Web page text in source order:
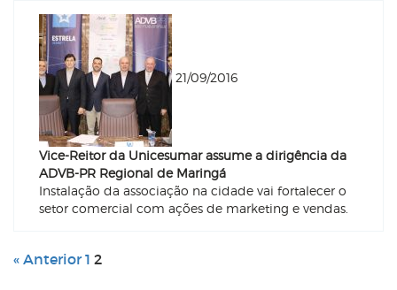
21/09/2016
Vice-Reitor da Unicesumar assume a dirigência da
ADVB-PR Regional de Maringá
Instalação da associação na cidade vai fortalecer o
setor comercial com ações de marketing e vendas.
« Anterior 1 2